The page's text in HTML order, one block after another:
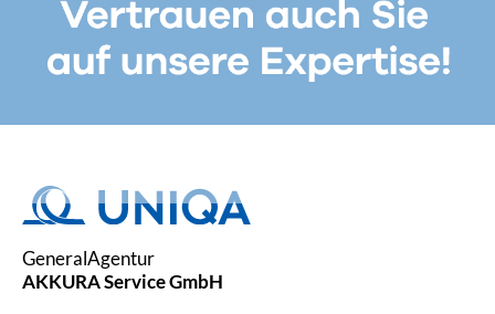
GeneralAgentur
AKKURA Service GmbH